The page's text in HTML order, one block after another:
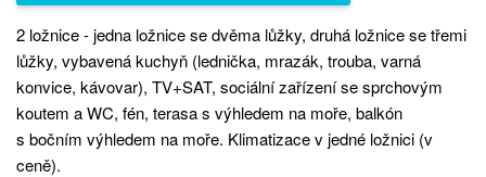
2 ložnice - jedna ložnice se dvěma lůžky, druhá ložnice se třemi
lůžky, vybavená kuchyň (lednička, mrazák, trouba, varná
konvice, kávovar), TV+SAT, sociální zařízení se sprchovým
koutem a WC, fén, terasa s výhledem na moře, balkón
s bočním výhledem na moře. Klimatizace v jedné ložnici (v
ceně).